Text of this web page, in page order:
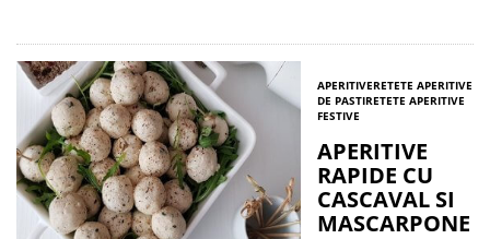
APERITIVERETETE APERITIVE
DE PASTIRETETE APERITIVE
FESTIVE
APERITIVE
RAPIDE CU
CASCAVAL SI
MASCARPONE